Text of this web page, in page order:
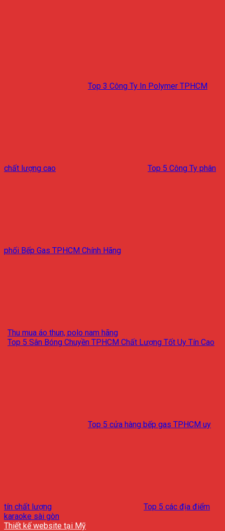
Top 3 Công Ty In Polymer TPHCM
chất lượng cao Top 5 Công Ty phân
phối Bếp Gas TPHCM Chính Hãng
Thu mua áo thun, polo nam hãng
Top 5 Sân Bóng Chuyền TPHCM Chất Lượng Tốt Uy Tín Cao
Top 5 cửa hàng bếp gas TPHCM uy
tín chất lượng
Top 5 các địa điểm
karaoke sài gòn
Thiết kế website tại Mỹ